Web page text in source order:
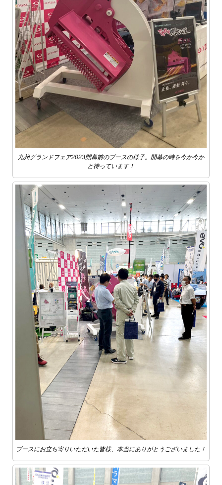
九州グランドフェア2023開幕前のブースの様子。開幕の時を今か今か
と待っています！
ブースにお立ち寄りいただいた皆様、本当にありがとうございました！